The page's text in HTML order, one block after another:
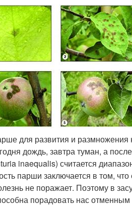
для развития и
дождь, завтра туман, а
inaequalis) считается
парши заключается в том,
не поражает. Поэтому в
порадовать нас